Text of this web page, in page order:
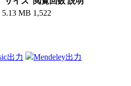
5.13 MB 1,522
出力 Mendeley出力